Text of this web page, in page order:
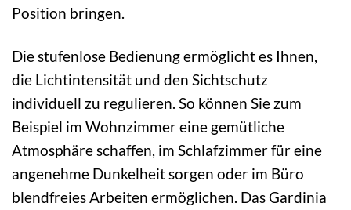
Position bringen.
Die stufenlose Bedienung ermöglicht es Ihnen,
die Lichtintensität und den Sichtschutz
individuell zu regulieren. So können Sie zum
Beispiel im Wohnzimmer eine gemütliche
Atmosphäre schaffen, im Schlafzimmer für eine
angenehme Dunkelheit sorgen oder im Büro
blendfreies Arbeiten ermöglichen. Das Gardinia